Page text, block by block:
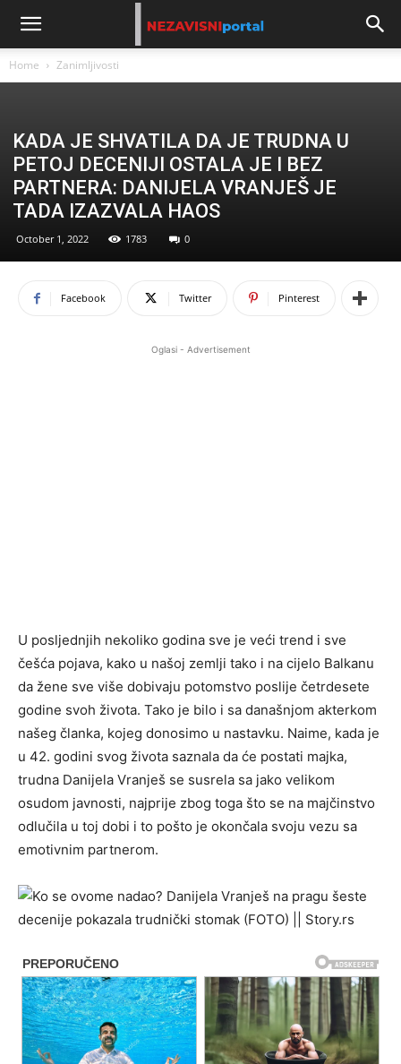
Home Zanimljivosti
KADA JE SHVATILA DA JE TRUDNA U
PETOJ DECENIJI OSTALA JE I BEZ
PARTNERA: DANIJELA VRANJEŠ JE
TADA IZAZVALA HAOS
October 1, 2022 1783 0
Facebook Twitter Pinterest
Oglasi - Advertisement
U posljednjih nekoliko godina sve je veći trend i sve
češća pojava, kako u našoj zemlji tako i na cijelo Balkanu
da žene sve više dobivaju potomstvo poslije četrdesete
godine svoh života. Tako je bilo i sa današnjom akterkom
našeg članka, kojeg donosimo u nastavku. Naime, kada je
u 42. godini svog života saznala da će postati majka,
trudna Danijela Vranješ se susrela sa jako velikom
osudom javnosti, najprije zbog toga što se na majčinstvo
odlučila u toj dobi i to pošto je okončala svoju vezu sa
emotivnim partnerom.